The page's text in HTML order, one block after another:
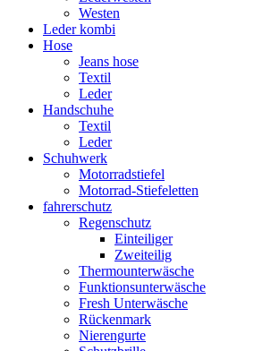
Westen
Leder kombi
Hose
Jeans hose
Textil
Leder
Handschuhe
Textil
Leder
Schuhwerk
Motorradstiefel
Motorrad-Stiefeletten
fahrerschutz
Regenschutz
Einteiliger
Zweiteilig
Thermounterwäsche
Funktionsunterwäsche
Fresh Unterwäsche
Rückenmark
Nierengurte